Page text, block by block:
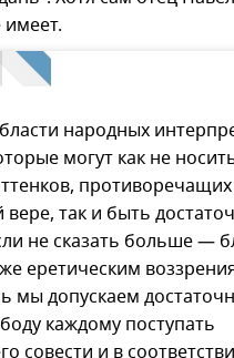
имеет.
народных
могут как не
вере, так и быть
не сказать больше —
еретическим
мы допускаем
каждому поступать
совести и в